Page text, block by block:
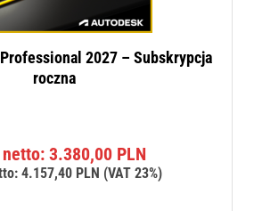
2027 – Subskrypcja
roczna
netto:3.380,00 PLN
4.157,40 PLN (VAT 23%)